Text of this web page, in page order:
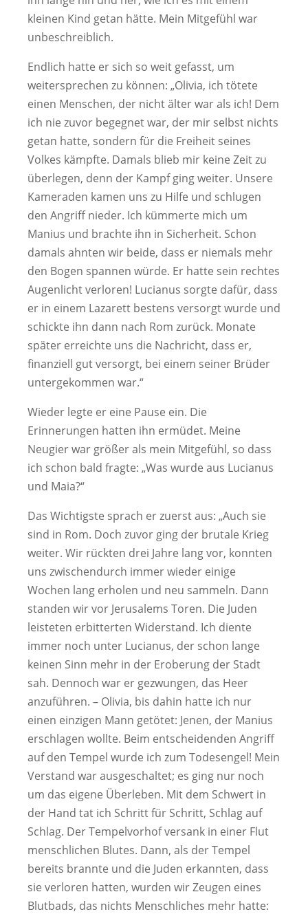
kleinen Kind getan hätte. Mein Mitgefühl war
unbeschreiblich.
Endlich hatte er sich so weit gefasst, um
weitersprechen zu können: „Olivia, ich tötete
einen Menschen, der nicht älter war als ich! Dem
ich nie zuvor begegnet war, der mir selbst nichts
getan hatte, sondern für die Freiheit seines
Volkes kämpfte. Damals blieb mir keine Zeit zu
überlegen, denn der Kampf ging weiter. Unsere
Kameraden kamen uns zu Hilfe und schlugen
den Angriff nieder. Ich kümmerte mich um
Manius und brachte ihn in Sicherheit. Schon
damals ahnten wir beide, dass er niemals mehr
den Bogen spannen würde. Er hatte sein rechtes
Augenlicht verloren! Lucianus sorgte dafür, dass
er in einem Lazarett bestens versorgt wurde und
schickte ihn dann nach Rom zurück. Monate
später erreichte uns die Nachricht, dass er,
finanziell gut versorgt, bei einem seiner Brüder
untergekommen war.“
Wieder legte er eine Pause ein. Die
Erinnerungen hatten ihn ermüdet. Meine
Neugier war größer als mein Mitgefühl, so dass
ich schon bald fragte: „Was wurde aus Lucianus
und Maia?“
Das Wichtigste sprach er zuerst aus: „Auch sie
sind in Rom. Doch zuvor ging der brutale Krieg
weiter. Wir rückten drei Jahre lang vor, konnten
uns zwischendurch immer wieder einige
Wochen lang erholen und neu sammeln. Dann
standen wir vor Jerusalems Toren. Die Juden
leisteten erbitterten Widerstand. Ich diente
immer noch unter Lucianus, der schon lange
keinen Sinn mehr in der Eroberung der Stadt
sah. Dennoch war er gezwungen, das Heer
anzuführen. – Olivia, bis dahin hatte ich nur
einen einzigen Mann getötet: Jenen, der Manius
erschlagen wollte. Beim entscheidenden Angriff
auf den Tempel wurde ich zum Todesengel! Mein
Verstand war ausgeschaltet; es ging nur noch
um das eigene Überleben. Mit dem Schwert in
der Hand tat ich Schritt für Schritt, Schlag auf
Schlag. Der Tempelvorhof versank in einer Flut
menschlichen Blutes. Dann, als der Tempel
bereits brannte und die Juden erkannten, dass
sie verloren hatten, wurden wir Zeugen eines
Blutbads, das nichts Menschliches mehr hatte: